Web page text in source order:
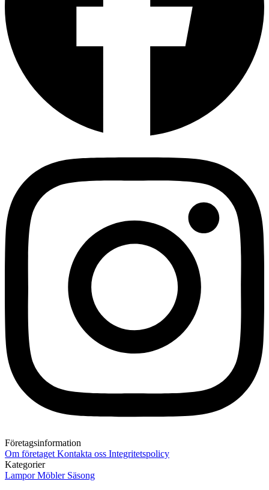
Företagsinformation
Om företaget Kontakta oss Integritetspolicy
Kategorier
LamporMöbler Säsong